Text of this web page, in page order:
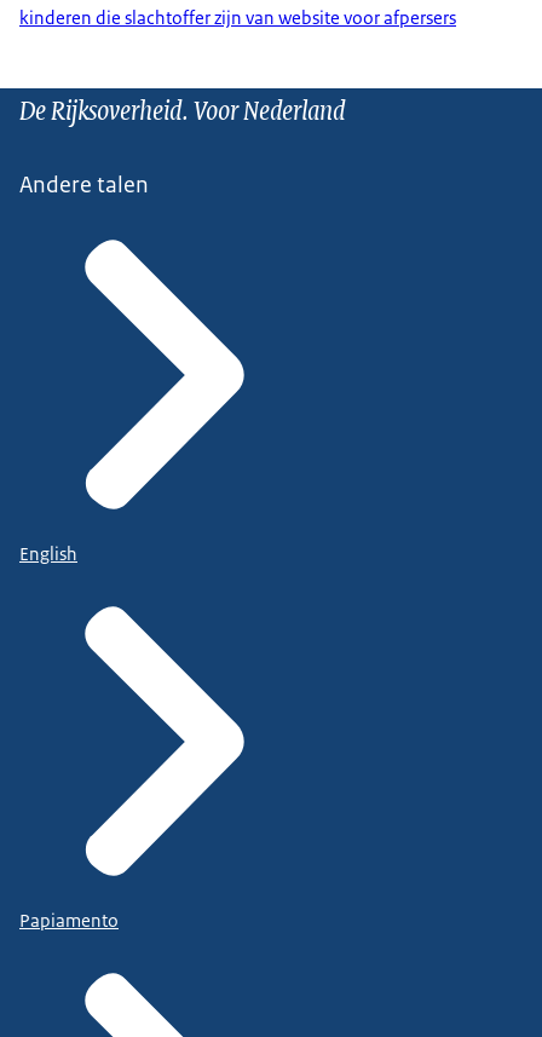
kinderen die slachtoffer zijn van website voor afpersers
De Rijksoverheid. Voor Nederland
Andere talen
English
Papiamento